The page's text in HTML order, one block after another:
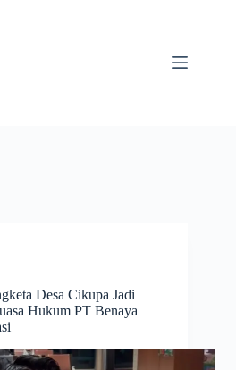
Desa Cikupa Jadi
Hukum PT Benaya